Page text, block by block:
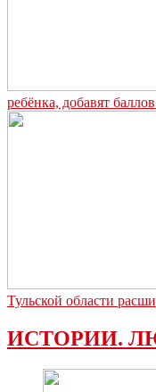
ребёнка, добавят
Тульской области
ИСТОРИИ.